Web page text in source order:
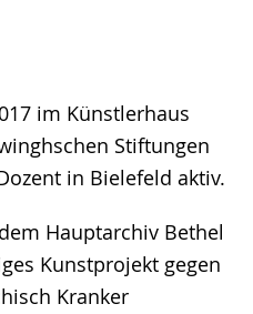
im Künstlerhaus
Stiftungen
in Bielefeld aktiv.
Hauptarchiv Bethel
Kunstprojekt gegen
Kranker